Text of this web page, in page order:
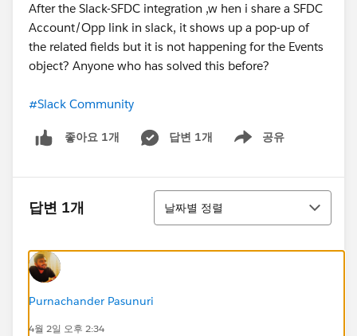
After the Slack-SFDC integration ,w hen i share a SFDC
Account/Opp link in slack, it shows up a pop-up of
the related fields but it is not happening for the Events
object? Anyone who has solved this before?
#Slack Community
좋아요 1개 답변 1개 공유
Show menu
답변 1개
정렬
날짜별 정렬
Purnachander Pasunuri
4월 2일 오후 2:34